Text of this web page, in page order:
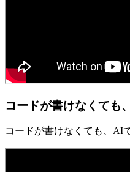
コードが書けなくても
コードが書けなくても、AI